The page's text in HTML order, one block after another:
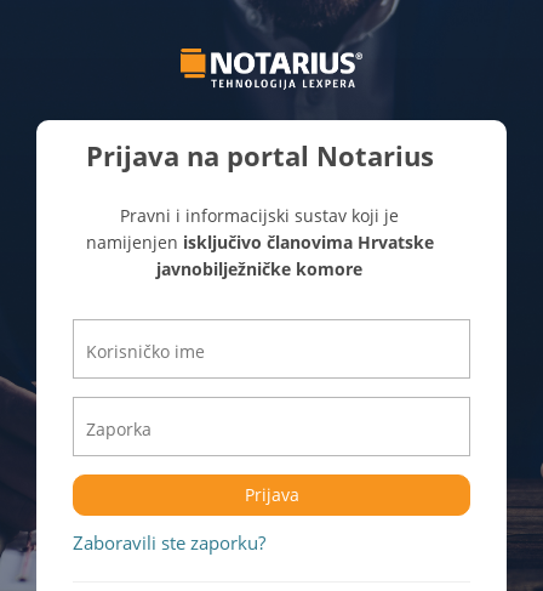
Prijava na portal Notarius
Pravni i informacijski sustav koji je
namijenjen isključivo članovima Hrvatske
javnobilježničke komore
Prijava
Zaboravili ste zaporku?